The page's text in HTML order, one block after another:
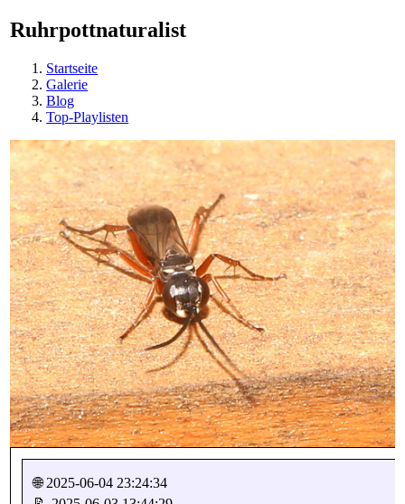
Ruhrpottnaturalist
Startseite
Galerie
Blog
Top-Playlisten
🌐 2025-06-04 23:24:34